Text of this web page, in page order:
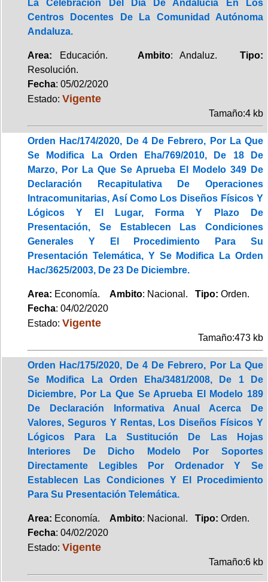
La Celebración Del Día De Andalucía En Los
Centros Docentes De La Comunidad Autónoma
Andaluza.
Area: Educación. Ambito: Andaluz.Tipo:
Resolución.
Fecha: 05/02/2020
Estado: Vigente
Tamaño:4 kb
Orden Hac/174/2020, De 4 De Febrero, Por La Que
Se Modifica La Orden Eha/769/2010, De 18 De
Marzo, Por La Que Se Aprueba El Modelo 349 De
Declaración Recapitulativa De Operaciones
Intracomunitarias, Así Como Los Diseños Físicos Y
Lógicos Y El Lugar, Forma Y Plazo De
Presentación, Se Establecen Las Condiciones
Generales Y El Procedimiento Para Su
Presentación Telemática, Y Se Modifica La Orden
Hac/3625/2003, De 23 De Diciembre.
Area: Economía. Ambito: Nacional. Tipo: Orden.
Fecha: 04/02/2020
Estado: Vigente
Tamaño:473 kb
Orden Hac/175/2020, De 4 De Febrero, Por La Que
Se Modifica La Orden Eha/3481/2008, De 1 De
Diciembre, Por La Que Se Aprueba El Modelo 189
De Declaración Informativa Anual Acerca De
Valores, Seguros Y Rentas, Los Diseños Físicos Y
Lógicos Para La Sustitución De Las Hojas
Interiores De Dicho Modelo Por Soportes
Directamente Legibles Por Ordenador Y Se
Establecen Las Condiciones Y El Procedimiento
Para Su Presentación Telemática.
Area: Economía. Ambito: Nacional. Tipo: Orden.
Fecha: 04/02/2020
Estado: Vigente
Tamaño:6 kb